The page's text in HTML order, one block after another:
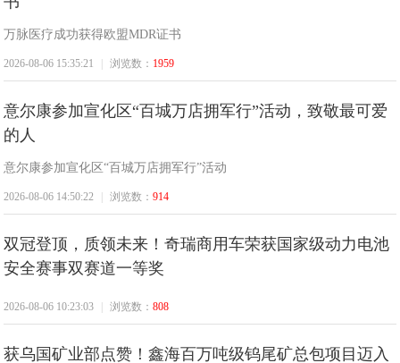
万脉医疗成功获得欧盟MDR证书
2026-08-06 15:35:21 浏览数： 1959
意尔康参加宣化区“百城万店拥军行”活动，致敬最可爱
的人
意尔康参加宣化区“百城万店拥军行”活动
2026-08-06 14:50:22 浏览数：914
双冠登顶，质领未来！奇瑞商用车荣获国家级动力电池
安全赛事双赛道一等奖
2026-08-06 10:23:03 浏览数：808
获乌国矿业部点赞！鑫海百万吨级钨尾矿总包项目迈入